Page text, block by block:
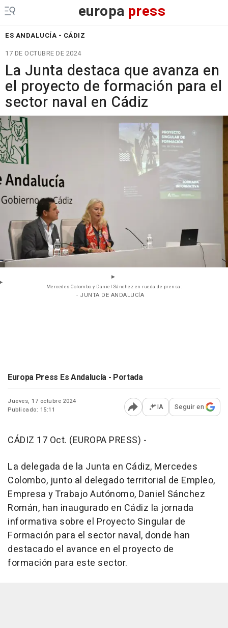
europa press
ES ANDALUCÍA - CÁDIZ
17 DE OCTUBRE DE 2024
La Junta destaca que avanza en
el proyecto de formación para el
sector naval en Cádiz
Mercedes Colombo y Daniel Sánchez en rueda de prensa.
- JUNTA DE ANDALUCÍA
Europa Press Es Andalucía - Portada
Jueves, 17 octubre 2024
Publicado: 15:11
Abrir opciones para
IA Seguir en
CÁDIZ 17 Oct. (EUROPA PRESS) -
La delegada de la Junta en Cádiz, Mercedes
Colombo, junto al delegado territorial de Empleo,
Empresa y Trabajo Autónomo, Daniel Sánchez
Román, han inaugurado en Cádiz la jornada
informativa sobre el Proyecto Singular de
Formación para el sector naval, donde han
destacado el avance en el proyecto de
formación para este sector.